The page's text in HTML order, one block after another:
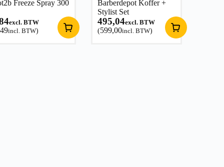
Freeze Spray 300
excl. BTW
incl. BTW)
Barberdepot Koffer +
Stylist Set
495,04excl. BTW
(599,00incl. BTW)